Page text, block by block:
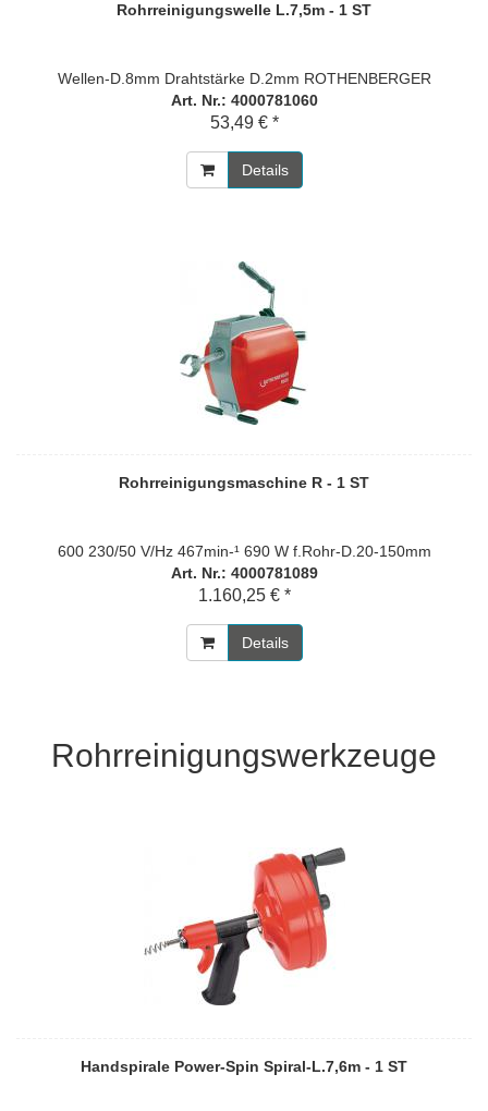
Rohrreinigungswelle L.7,5m - 1 ST
Wellen-D.8mm Drahtstärke D.2mm ROTHENBERGER
Art. Nr.: 4000781060
53,49 € *
Details
Rohrreinigungsmaschine R - 1 ST
600 230/50 V/Hz 467min-¹ 690 W f.Rohr-D.20-150mm
Art. Nr.: 4000781089
1.160,25 € *
Details
Rohrreinigungswerkzeuge
Handspirale Power-Spin Spiral-L.7,6m - 1 ST